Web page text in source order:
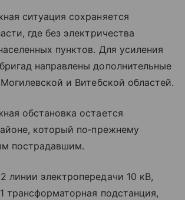
ситуация сохраняется
где без электричества
пунктов. Для усиления
направлены дополнительные
и Витебской областей.
обстановка остается
который по‑прежнему
пострадавшим.
линии электропередачи 10 кВ,
трансформаторная подстанция,